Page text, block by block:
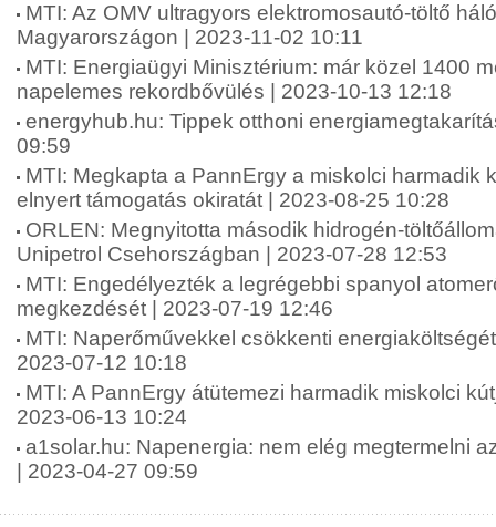
MTI: Az OMV ultragyors elektromosautó-töltő
Magyarországon | 2023-11-02 10:11
MTI: Energiaügyi Minisztérium: már közel 1400
napelemes rekordbővülés | 2023-10-13 12:18
energyhub.hu: Tippek otthoni
09:59
MTI: Megkapta a PannErgy a miskolci harmadik
elnyert támogatás okiratát | 2023-08-25 10:28
ORLEN: Megnyitotta második hidrogén-
Unipetrol Csehországban | 2023-07-28 12:53
MTI: Engedélyezték a legrégebbi spanyol
megkezdését | 2023-07-19 12:46
MTI: Naperőművekkel csökkenti
2023-07-12 10:18
MTI: A PannErgy átütemezi harmadik miskolci
2023-06-13 10:24
a1solar.hu: Napenergia: nem elég megtermelni
| 2023-04-27 09:59